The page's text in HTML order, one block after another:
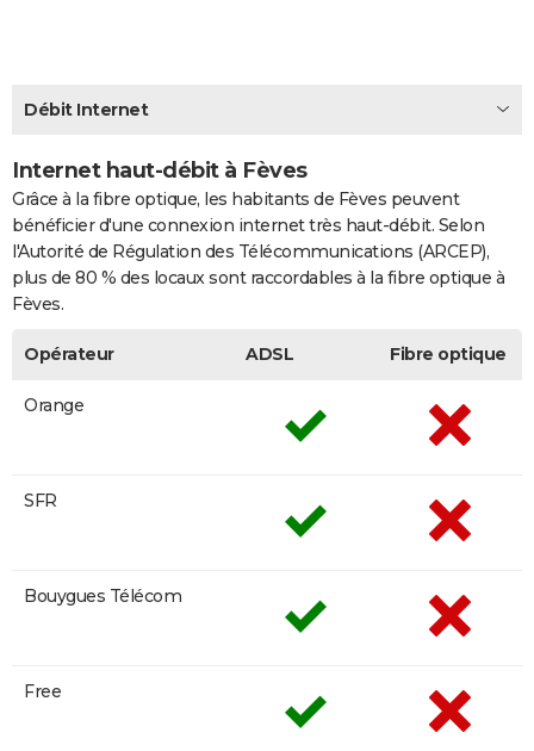
CARTE DE VOEUX
Carte de Noël
Carte Bonne année
Carte Saint-Valentin
Carte Pâques
Carte d'anniversaire
DICTIONNAIRE
PROGRAMME TV
S'inscrire
Se connecter
Lycées
Collèges
Primaires
Universités
Entreprises
Service militaire
Avis de recherche
AVIS DE DÉCÈS
FORUM
Débit Internet
Internet haut-débit à Fèves
Grâce à la fibre optique, les habitants de Fèves peuvent
bénéficier d'une connexion internet très haut-débit. Selon
l'Autorité de Régulation des Télécommunications (ARCEP),
plus de 80 % des locaux sont raccordables à la fibre optique à
Fèves.
Opérateur ADSL Fibre optique
Orange
SFR
Bouygues Télécom
Free